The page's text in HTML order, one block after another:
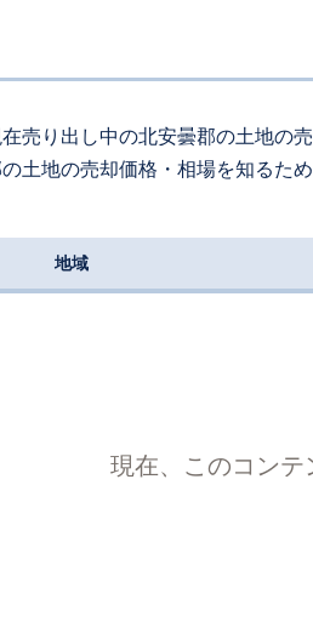
売り出し中の北安曇郡の土地の
土地の売却価格・相場を知るた
地域
現在、このコンテ